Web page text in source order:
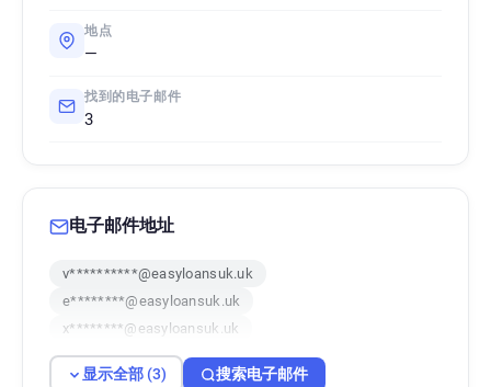
地点
—
找到的电子邮件
3
电子邮件地址
v**********@easyloansuk.uk
e********@easyloansuk.uk
x********@easyloansuk.uk
显示全部 (3) 搜索电子邮件